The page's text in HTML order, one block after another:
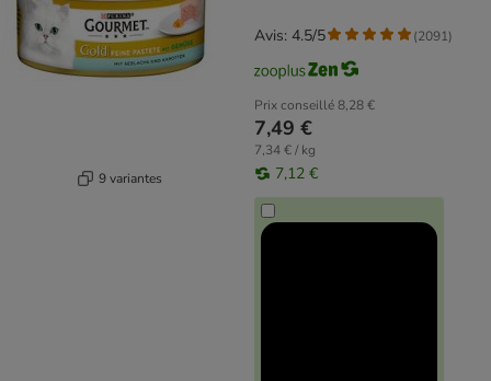
9 variantes
Prix conseillé8,28 €
7,49 €
7,34 € / kg
7,12 €
Avis: 4.5/5 (2091)